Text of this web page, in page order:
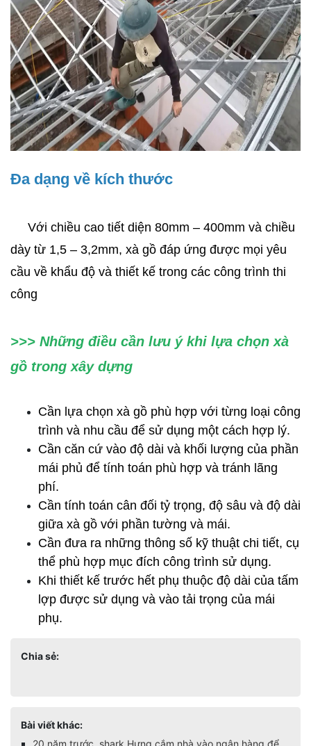
Đa dạng về kích thước
Với chiều cao tiết diện 80mm – 400mm và chiều
dày từ 1,5 – 3,2mm, xà gồ đáp ứng được mọi yêu
cầu về khẩu độ và thiết kế trong các công trình thi
công
>>> Những điều cần lưu ý khi lựa chọn xà
gồ trong xây dựng
Cần lựa chọn xà gồ phù hợp với từng loại công
trình và nhu cầu để sử dụng một cách hợp lý.
Cần căn cứ vào độ dài và khối lượng của phần
mái phủ để tính toán phù hợp và tránh lãng
phí.
Cần tính toán cân đối tỷ trọng, độ sâu và độ dài
giữa xà gồ với phần tường và mái.
Cần đưa ra những thông số kỹ thuật chi tiết, cụ
thể phù hợp mục đích công trình sử dụng.
Khi thiết kế trước hết phụ thuộc độ dài của tấm
lợp được sử dụng và vào tải trọng của mái
phụ.
Chia sẻ:
Bài viết khác:
20 năm trước, shark Hưng cắm nhà vào ngân hàng để